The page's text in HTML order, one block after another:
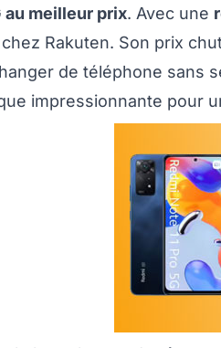
au meilleur prix. Avec une
chez Rakuten. Son prix
de téléphone sans
impressionnante pour